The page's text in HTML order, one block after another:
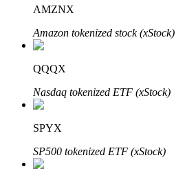
Investasi Otomatis
Raih keuntungan jangka panjang dan
AMZNX
Amazon tokenized stock (xStock)
QQQX
Nasdaq tokenized ETF (xStock)
SPYX
SP500 tokenized ETF (xStock)